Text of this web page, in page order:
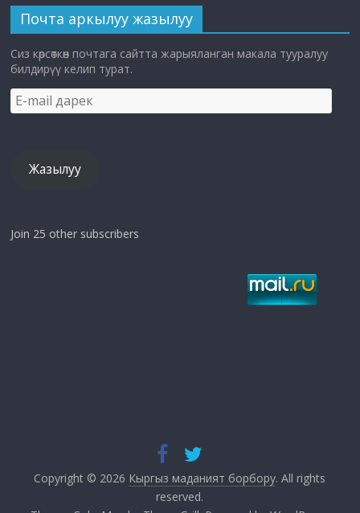
Почта аркылуу жазылуу
Сиз көрсөткөн почтага сайтта жарыяланган макала тууралуу
билдирүү келип турат.
E-
mail
Жазылуу
Join 25 other subscribers
Copyright © 2026 Кыргыз маданият борбору. All rights
reserved.